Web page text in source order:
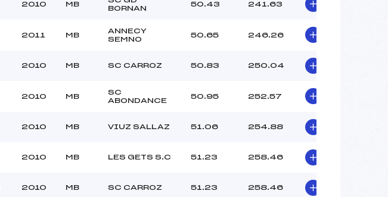
–
–
Température départ :
–
2010 MB
BORNAN
50.43 241.63
2011 MB
ANNECY
SEMNO
50.65 246.26
2010 MB SC CARROZ 50.83 250.04
2010 MB
SC
ABONDANCE
50.95 252.57
2010 MB VIUZ SALLAZ 51.06 254.88
2010 MB LES GETS S.C 51.23 258.46
2010 MB SC CARROZ 51.23 258.46